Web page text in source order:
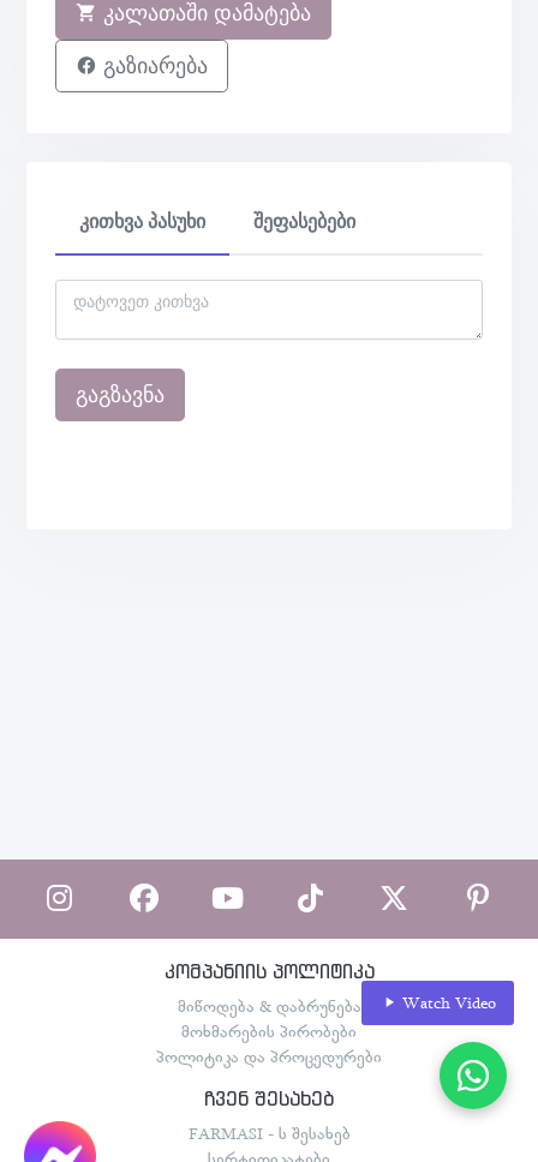
კალათაში დამატება
გაზიარება
კითხვა პასუხი შეფასებები
გაგზავნა
კომპანიის პოლიტიკა
მიწოდება & დაბრუნება
მოხმარების პირობები
პოლიტიკა და პროცედურები
ჩვენ შესახებ
FARMASI - ს შესახებ
Watch Video